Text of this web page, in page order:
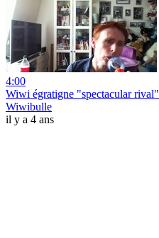
4:00
Wiwi égratigne "spectacular rival"
Wiwibulle
il y a 4 ans